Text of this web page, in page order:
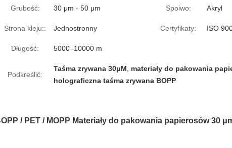
Grubość: 30 μm - 50 μm Spoiwo: Akryl
Strona kleju:: Jednostronny Certyfikaty: ISO
Długość: 5000–10000 m
Podkreślić:
Taśma zrywana 30μM materiały do ​​pakowania
holograficzna taśma zrywana BOPP
/ PET / MOPP Materiały do ​​pakowania papierosów 30